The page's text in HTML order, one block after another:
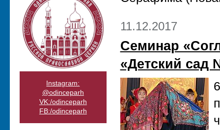
Instagram:
@odinceparh
VK:/odinceparh
FB:/odinceparh
11.12.2017
Cеминар
«Детский сад